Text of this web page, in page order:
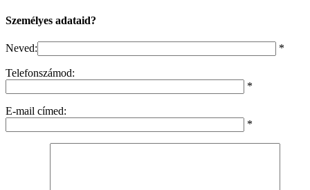
Személyes adataid?
Neved: *
Telefonszámod:
*
E-mail címed:
*